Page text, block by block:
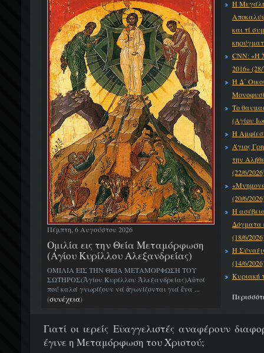
Πέμπτη, 6 Αυγούστου 2026
Ομιλία εις την Θεία Μεταμόρφωση
(Αγίου Κυρίλλου Αλεξανδρείας)
ΟΜΙΛΙΑ ΕΙΣ ΤΗΝ ΘΕΙΑ ΜΕΤΑΜΟΡΦΩΣΗ ΤΟΥ
ΣΩΤΗΡΟΣ(Ἁγίου Κυρίλλου Ἀλεξανδρείας)Αὐτοί
πού καλά γνωρίζουν νά ἀγωνίζονται γιά ἕνα ...
(συνέχεια)
Η Μεγάλη
και τί
CNN: «Η
2016»
Η Δ΄
Το
(Αγίου
Η
Άγιος
την
(22/6/
(20/6/
Η
Δόγματα
(18/6/
Η
(14/6/
Κυριακή
Γιατί οι ιερείς Ευαγγελιστές αναφέρουν
έγινε η Μεταμόρφωση του Χριστού;